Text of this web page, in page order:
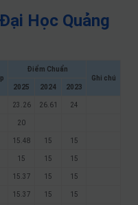
Học Quảng
Điểm Chuẩn
Ghi chú
2025
2024 2023
23.26 26.61 24
20
15.48 15 15
15 15 15
15.37 15 15
15.37 15 15